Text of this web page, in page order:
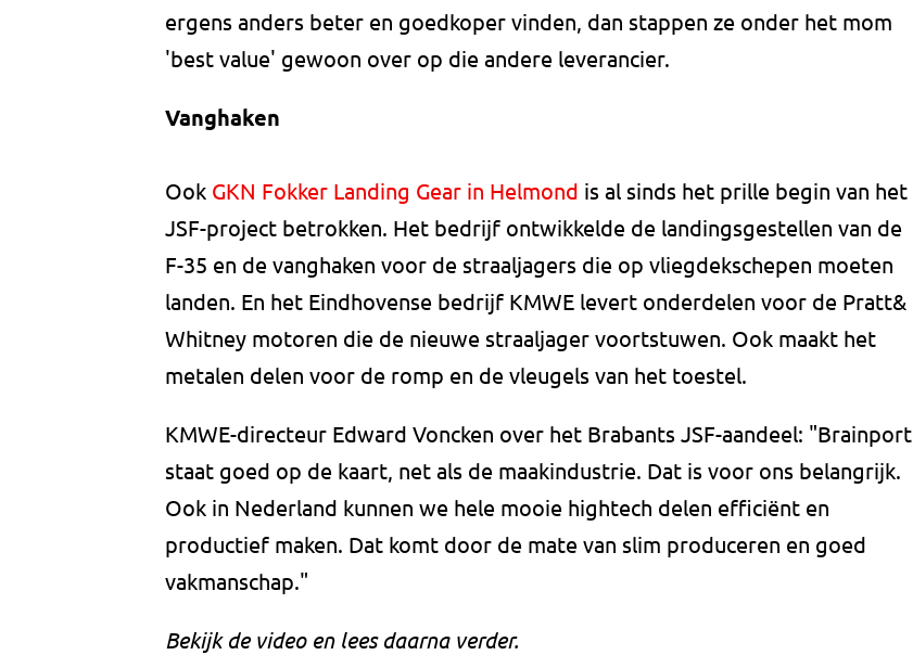
ergens anders beter en goedkoper vinden, dan stappen ze onder het mom
'best value' gewoon over op die andere leverancier.
Vanghaken
Ook GKN Fokker Landing Gear in Helmond is al sinds het prille begin van het
JSF-project betrokken. Het bedrijf ontwikkelde de landingsgestellen van de
F-35 en de vanghaken voor de straaljagers die op vliegdekschepen moeten
landen. En het Eindhovense bedrijf KMWE levert onderdelen voor de Pratt&
Whitney motoren die de nieuwe straaljager voortstuwen. Ook maakt het
metalen delen voor de romp en de vleugels van het toestel.
KMWE-directeur Edward Voncken over het Brabants JSF-aandeel: "Brainport
staat goed op de kaart, net als de maakindustrie. Dat is voor ons belangrijk.
Ook in Nederland kunnen we hele mooie hightech delen efficiënt en
productief maken. Dat komt door de mate van slim produceren en goed
vakmanschap."
Bekijk de video en lees daarna verder.